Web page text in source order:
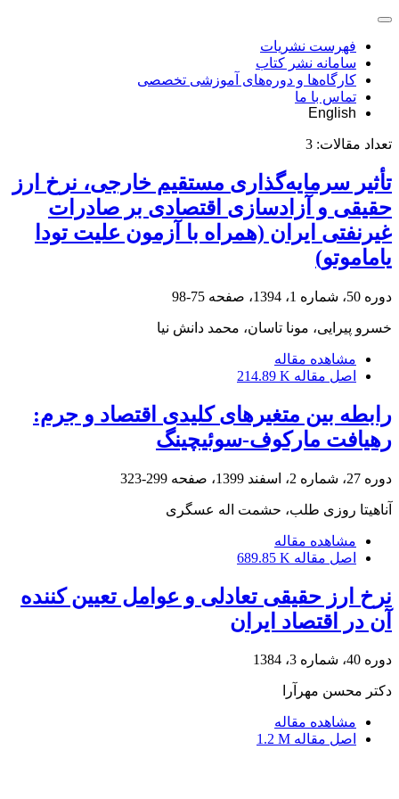
فهرست نشریات
سامانه نشر کتاب
کارگاه‌ها و دوره‌های آموزشی تخصصی
تماس با ما
English
تعداد مقالات: 3
تأثیر سرمایه‌گذاری مستقیم خارجی، نرخ ارز
حقیقی و آزادسازی اقتصادی بر صادرات
غیرنفتی ایران (همراه با آزمون علیت تودا
یاماموتو)
دوره 50، شماره 1، 1394، صفحه 75-98
خسرو پیرایی، مونا تاسان، محمد دانش نیا
مشاهده مقاله
اصل مقاله 214.89 K
رابطه بین متغیرهای کلیدی اقتصاد و جرم:
رهیافت مارکوف-سوئیچینگ
دوره 27، شماره 2، اسفند 1399، صفحه 299-323
آناهیتا روزی طلب، حشمت اله عسگری
مشاهده مقاله
اصل مقاله 689.85 K
نرخ ارز حقیقی تعادلی و عوامل تعیین کننده
آن در اقتصاد ایران
دوره 40، شماره 3، 1384
دکتر محسن مهرآرا
مشاهده مقاله
اصل مقاله 1.2 M